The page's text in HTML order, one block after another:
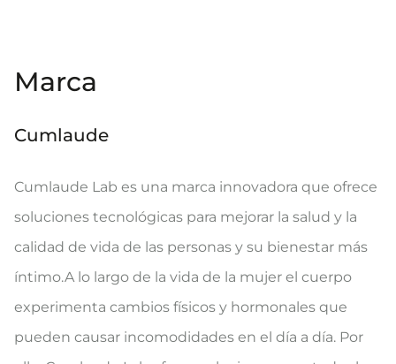
Marca
Cumlaude
Cumlaude Lab es una marca innovadora que ofrece
soluciones tecnológicas para mejorar la salud y la
calidad de vida de las personas y su bienestar más
íntimo.A lo largo de la vida de la mujer el cuerpo
experimenta cambios físicos y hormonales que
pueden causar incomodidades en el día a día. Por